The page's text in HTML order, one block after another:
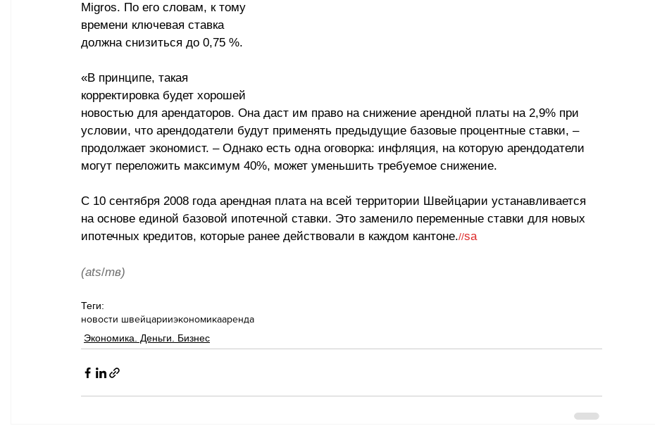
Migros. По его словам, к тому
времени ключевая ставка
должна снизиться до 0,75 %.
«В принципе, такая
корректировка будет хорошей
новостью для арендаторов. Она даст им право на снижение арендной платы на 2,9% при
условии, что арендодатели будут применять предыдущие базовые процентные ставки, –
продолжает экономист. – Однако есть одна оговорка: инфляция, на которую арендодатели
могут переложить максимум 40%, может уменьшить требуемое снижение.
С 10 сентября 2008 года арендная плата на всей территории Швейцарии устанавливается
на основе единой базовой ипотечной ставки. Это заменило переменные ставки для новых
ипотечных кредитов, которые ранее действовали в каждом кантоне.//sa
(ats/тв)
Теги:
новости швейцарииэкономикааренда
Экономика. Деньги. Бизнес